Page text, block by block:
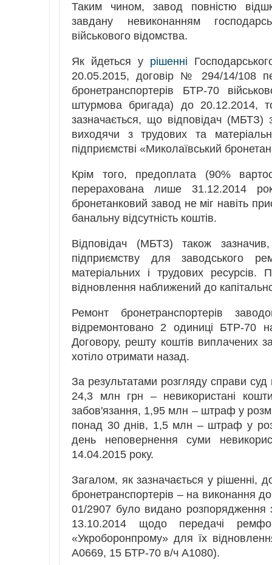
Таким чином, завод повністю
завдану невиконанням
військового відомства.
Як йдеться у рішенні
20.05.2015, договір № 294/14/108
бронетранспортерів БТР-70
штурмова бригада) до 20.12.2014,
зазначається, що відповідач
виходячи з трудових та
підприємстві «Миколаївський
Крім того, предоплата (90%
перерахована лише 31.12.2014
бронетанковий завод не міг навіть
банальну відсутність коштів.
Відповідач (МБТЗ) також
підприємству для заводського
матеріальних і трудових
відновлення наближений до
Ремонт бронетранспортерів
відремонтовано 2 одиниці БТР-70
Договору, решту коштів виплачених
хотіло отримати назад.
За результатами розгляду справи
24,3 млн грн – невикористані
забов'язання, 1,95 млн – штраф у
понад 30 днів, 1,5 млн – штраф у
день неповернення суми
14.04.2015 року.
Загалом, як зазначається у рішенні,
бронетранспортерів – на виконання
01/2907 було видано розпорядження
13.10.2014 щодо передачі
«Укроборонпрому» для їх
А0669, 15 БТР-70 в/ч А1080).